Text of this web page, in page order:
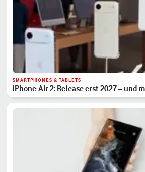
SMARTPHONES & TABLETS
iPhone Air 2: Release erst 2027 – und